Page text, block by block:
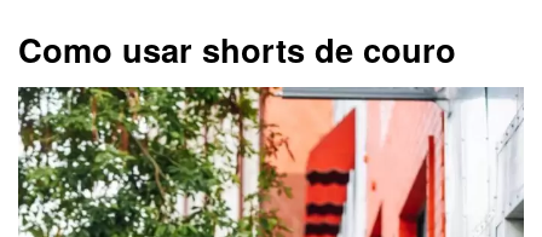
Como usar shorts de couro